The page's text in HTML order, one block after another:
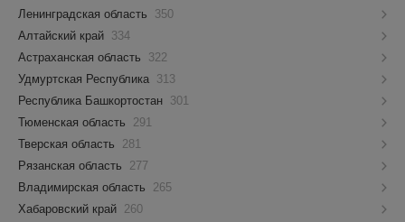
Ленинградская область
350
Алтайский край 334
Астраханская область
322
Удмуртская Республика 313
Республика Башкортостан 301
Тюменская область
291
Тверская область
281
Рязанская область
277
Владимирская область
265
Хабаровский край 260